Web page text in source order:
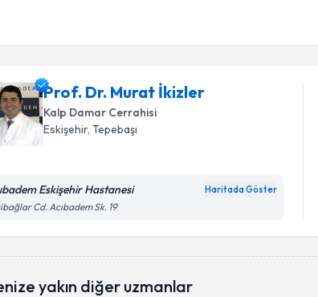
Prof. Dr. Murat İkizler
Kalp Damar Cerrahisi
Eskişehir, Tepebaşı
Eskişehir Hastanesi Haritada Göster
Cd. Acıbadem Sk. 19
yakın diğer uzmanlar